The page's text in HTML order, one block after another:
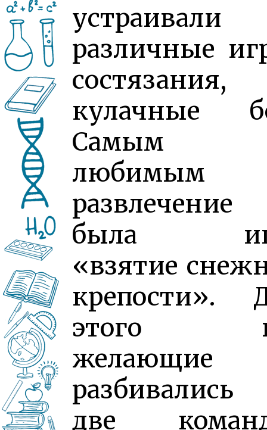
устраивали
различные
состязания,
кулачные
Самым
любимым
развлечение
была
«взятие
крепости».
этого
желающие
разбивались
две